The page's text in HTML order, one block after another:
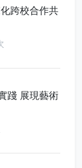
跨校合作共
踐 展現藝術